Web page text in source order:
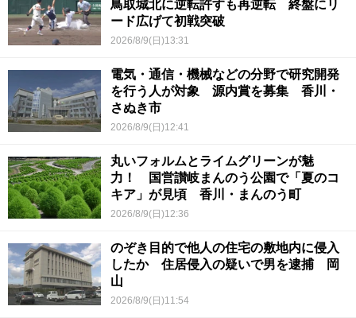
鳥取城北に逆転許すも再逆転 終盤にリ
ード広げて初戦突破
2026/8/9(日)13:31
電気・通信・機械などの分野で研究開発
を行う人が対象 源内賞を募集 香川・
さぬき市
2026/8/9(日)12:41
丸いフォルムとライムグリーンが魅
力！ 国営讃岐まんのう公園で「夏のコ
キア」が見頃 香川・まんのう町
2026/8/9(日)12:36
のぞき目的で他人の住宅の敷地内に侵入
したか 住居侵入の疑いで男を逮捕 岡
山
2026/8/9(日)11:54